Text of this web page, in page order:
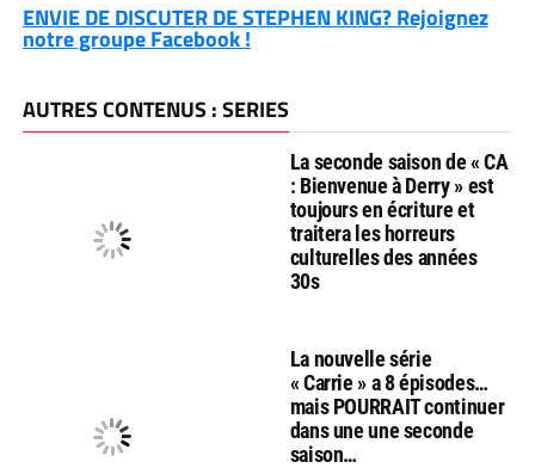
ENVIE DE DISCUTER DE STEPHEN KING? Rejoignez
notre groupe Facebook !
AUTRES CONTENUS : SERIES
La seconde saison de « CA
: Bienvenue à Derry » est
toujours en écriture et
traitera les horreurs
culturelles des années
30s
La nouvelle série
« Carrie » a 8 épisodes…
mais POURRAIT continuer
dans une une seconde
saison…